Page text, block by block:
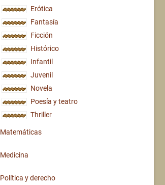
Erótica
Fantasía
Ficción
Histórico
Infantil
Juvenil
Novela
Poesía y teatro
Thriller
Matemáticas
Medicina
Política y derecho